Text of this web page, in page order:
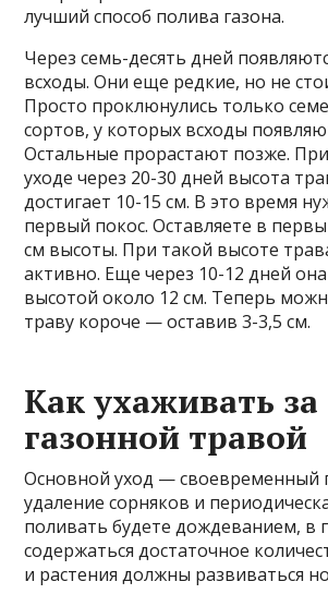
лучший способ полива газона.
Через семь-десять дней
всходы. Они еще редкие, но не
Просто проклюнулись только
сортов, у которых всходы
Остальные прорастают позже.
уходе через 20-30 дней высота
достигает 10-15 см. В это время
первый покос. Оставляете в
см высоты. При такой высоте
активно. Еще через 10-12 дней
высотой около 12 см. Теперь
траву короче — оставив 3-3,5 см.
Как ухаживать за
газонной травой
Основной уход — своевременный
удаление сорняков и
поливать будете дождеванием, в
содержаться достаточное
и растения должны развиваться